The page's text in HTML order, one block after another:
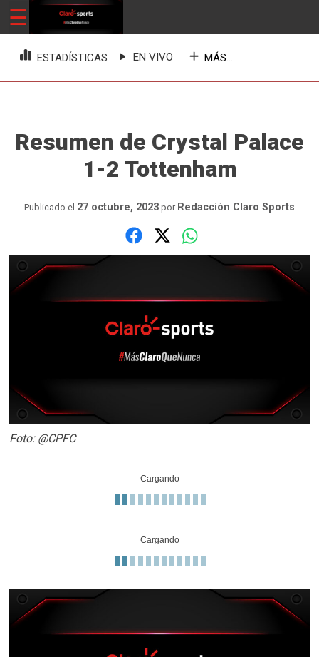
Skip
☰
ClaroSports
Más Claro que nunca
ESTADÍSTICAS EN VIVO MÁS...
Resumen de Crystal Palace
1-2 Tottenham
Publicado el 27 octubre, 2023 por Redacción Claro Sports
Foto: @CPFC
Cargando
Cargando